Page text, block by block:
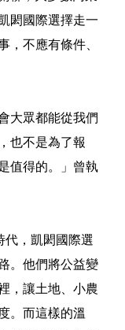
閎國際選擇走一
，不應有條件、
大眾都能從我們
也不是為了報
值得的。」曾執
代，凱閎國際選
。他們將公益變
，讓土地、小農
。而這樣的溫